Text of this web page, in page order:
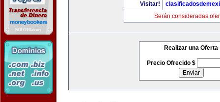
Visitar!
Serán consideradas
Realizar una Oferta
Precio Ofrecido $